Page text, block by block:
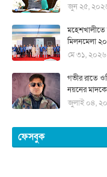
জুন ২৫,
মিলনমেলা
মে ৩১, ২০২৬
গভীর রাতে
নয়নের
জুলাই ০৪,
ফেসবুক